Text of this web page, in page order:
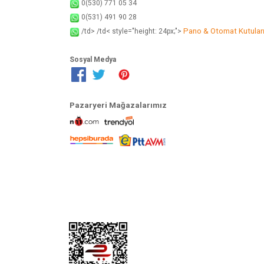
0(530) 771 05 34
0(531) 491 90 28
/td> /td< style="height: 24px;"> Pano & Otomat Kutuları
Sosyal Medya
Pazaryeri Mağazalarımız